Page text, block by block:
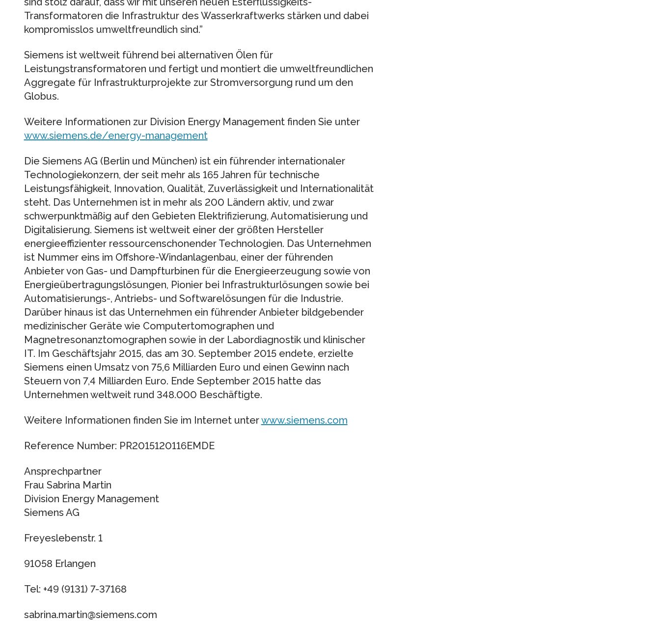
Transformatoren die Infrastruktur des Wasserkraftwerks stärken und dabei
kompromisslos umweltfreundlich sind.”
Siemens ist weltweit führend bei alternativen Ölen für
Leistungstransformatoren und fertigt und montiert die umweltfreundlichen
Aggregate für Infrastrukturprojekte zur Stromversorgung rund um den
Globus.
Weitere Informationen zur Division Energy Management finden Sie unter
www.siemens.de/energy-management
Die Siemens AG (Berlin und München) ist ein führender internationaler
Technologiekonzern, der seit mehr als 165 Jahren für technische
Leistungsfähigkeit, Innovation, Qualität, Zuverlässigkeit und Internationalität
steht. Das Unternehmen ist in mehr als 200 Ländern aktiv, und zwar
schwerpunktmäßig auf den Gebieten Elektrifizierung, Automatisierung und
Digitalisierung. Siemens ist weltweit einer der größten Hersteller
energieeffizienter ressourcenschonender Technologien. Das Unternehmen
ist Nummer eins im Offshore-Windanlagenbau, einer der führenden
Anbieter von Gas- und Dampfturbinen für die Energieerzeugung sowie von
Energieübertragungslösungen, Pionier bei Infrastrukturlösungen sowie bei
Automatisierungs-, Antriebs- und Softwarelösungen für die Industrie.
Darüber hinaus ist das Unternehmen ein führender Anbieter bildgebender
medizinischer Geräte wie Computertomographen und
Magnetresonanztomographen sowie in der Labordiagnostik und klinischer
IT. Im Geschäftsjahr 2015, das am 30. September 2015 endete, erzielte
Siemens einen Umsatz von 75,6 Milliarden Euro und einen Gewinn nach
Steuern von 7,4 Milliarden Euro. Ende September 2015 hatte das
Unternehmen weltweit rund 348.000 Beschäftigte.
Weitere Informationen finden Sie im Internet unterwww.siemens.com
Reference Number: PR2015120116EMDE
Ansprechpartner
Frau Sabrina Martin
Division Energy Management
Siemens AG
Freyeslebenstr. 1
91058 Erlangen
Tel: +49 (9131) 7-37168
sabrina.martin​@siemens.com